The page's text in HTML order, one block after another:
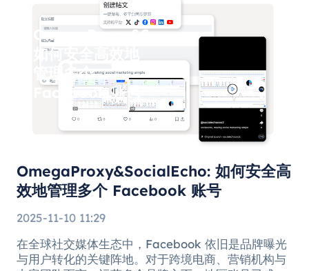
OmegaProxy&SocialEcho:
如何安全高效地
管理多个
Facebook 账号
OmegaProxy&SocialEcho: 如何安全高
效地管理多个 Facebook 账号
2025-11-10 11:29
在全球社交媒体生态中，Facebook 依旧是品牌曝光
与用户转化的关键阵地。对于跨境电商、营销机构与